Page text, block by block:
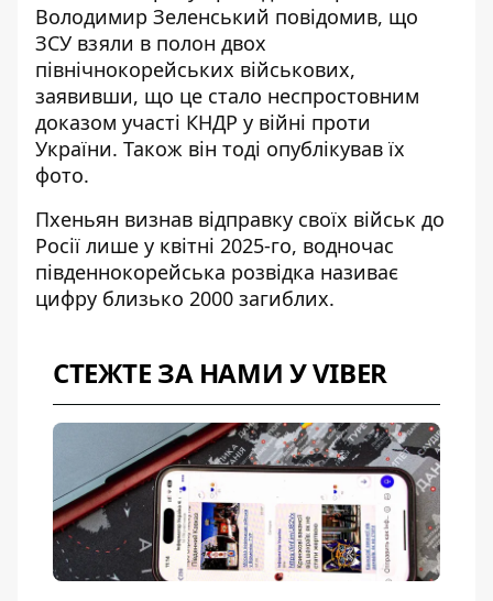
Володимир Зеленський повідомив, що
ЗСУ взяли в полон двох
північнокорейських військових,
заявивши, що це стало неспростовним
доказом участі КНДР у війні проти
України. Також він тоді опублікував їх
фото.
Пхеньян визнав відправку своїх військ до
Росії лише у квітні 2025-го, водночас
південнокорейська розвідка називає
цифру близько 2000 загиблих.
СТЕЖТЕ ЗА НАМИ У VIBER